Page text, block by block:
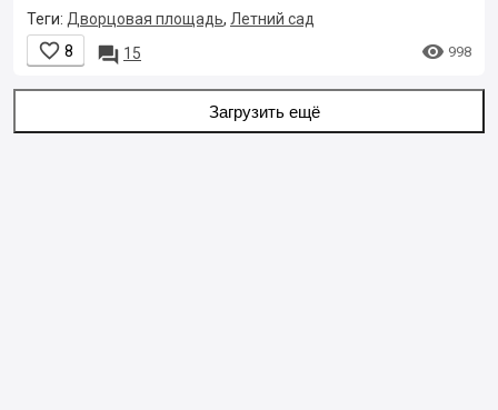
Теги: Дворцовая площадь, Летний сад
 8  15  998
Загрузить ещё